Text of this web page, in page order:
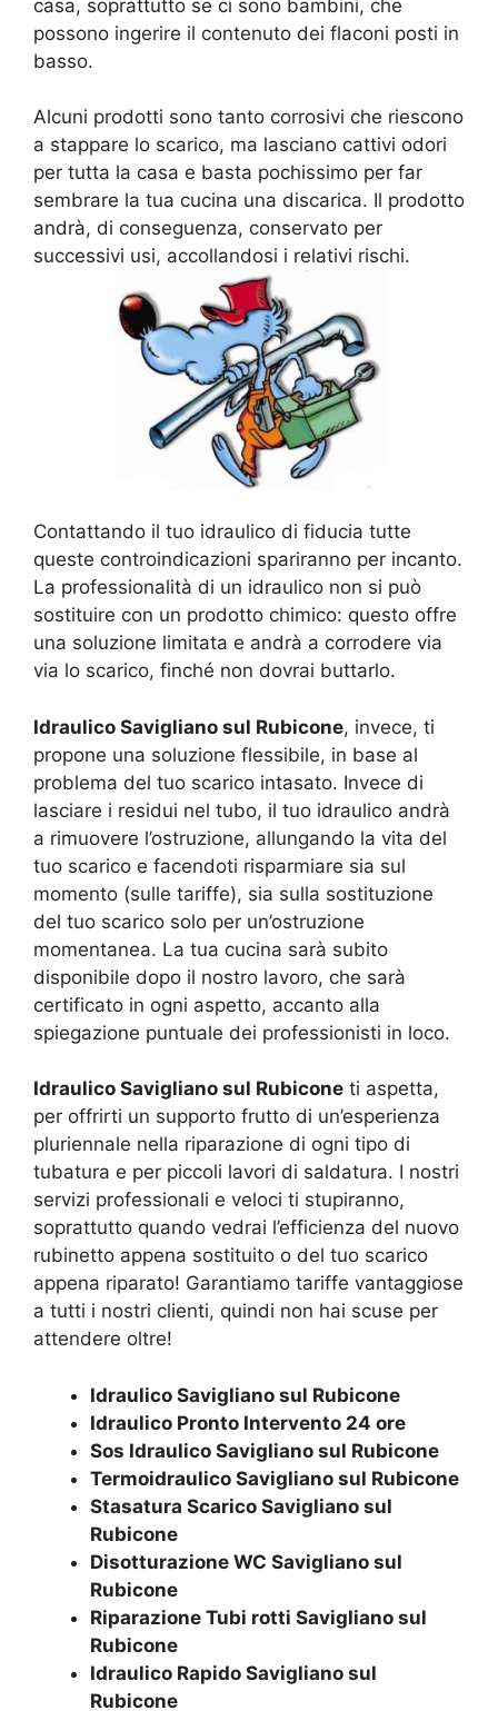
casa, soprattutto se ci sono bambini, che
possono ingerire il contenuto dei flaconi posti in
basso.
Alcuni prodotti sono tanto corrosivi che riescono
a stappare lo scarico, ma lasciano cattivi odori
per tutta la casa e basta pochissimo per far
sembrare la tua cucina una discarica. Il prodotto
andrà, di conseguenza, conservato per
successivi usi, accollandosi i relativi rischi.
Contattando il tuo idraulico di fiducia tutte
queste controindicazioni spariranno per incanto.
La professionalità di un idraulico non si può
sostituire con un prodotto chimico: questo offre
una soluzione limitata e andrà a corrodere via
via lo scarico, finché non dovrai buttarlo.
Idraulico Savigliano sul Rubicone, invece, ti
propone una soluzione flessibile, in base al
problema del tuo scarico intasato. Invece di
lasciare i residui nel tubo, il tuo idraulico andrà
a rimuovere l’ostruzione, allungando la vita del
tuo scarico e facendoti risparmiare sia sul
momento (sulle tariffe), sia sulla sostituzione
del tuo scarico solo per un’ostruzione
momentanea. La tua cucina sarà subito
disponibile dopo il nostro lavoro, che sarà
certificato in ogni aspetto, accanto alla
spiegazione puntuale dei professionisti in loco.
Idraulico Savigliano sul Rubicone ti aspetta,
per offrirti un supporto frutto di un’esperienza
pluriennale nella riparazione di ogni tipo di
tubatura e per piccoli lavori di saldatura. I nostri
servizi professionali e veloci ti stupiranno,
soprattutto quando vedrai l’efficienza del nuovo
rubinetto appena sostituito o del tuo scarico
appena riparato! Garantiamo tariffe vantaggiose
a tutti i nostri clienti, quindi non hai scuse per
attendere oltre!
Idraulico Savigliano sul Rubicone
Idraulico Pronto Intervento 24 ore
Sos Idraulico Savigliano sul Rubicone
Termoidraulico Savigliano sul Rubicone
Stasatura Scarico Savigliano sul
Rubicone
Disotturazione WC Savigliano sul
Rubicone
Riparazione Tubi rotti Savigliano sul
Rubicone
Idraulico Rapido Savigliano sul
Rubicone